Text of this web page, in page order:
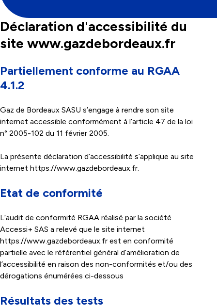
Déclaration d'accessibilité du
site www.gazdebordeaux.fr
Partiellement conforme au RGAA
4.1.2
Gaz de Bordeaux SASU s’engage à rendre son site
internet accessible conformément à l’article 47 de la loi
n° 2005-102 du 11 février 2005.
La présente déclaration d’accessibilité s’applique au site
internet https://www.gazdebordeaux.fr.
Etat de conformité
L’audit de conformité RGAA réalisé par la société
Accessi+ SAS a relevé que le site internet
https://www.gazdebordeaux.fr est en conformité
partielle avec le référentiel général d’amélioration de
l’accessibilité en raison des non-conformités et/ou des
dérogations énumérées ci-dessous
Résultats des tests